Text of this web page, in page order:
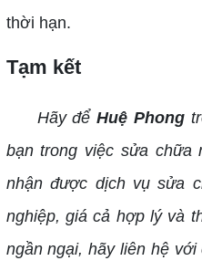
thời hạn.
Tạm kết
Hãy đểHuệ Phong
bạn trong việc sửa chữa
nhận được dịch vụ sửa
nghiệp, giá cả hợp lý và
ngần ngại, hãy liên hệ